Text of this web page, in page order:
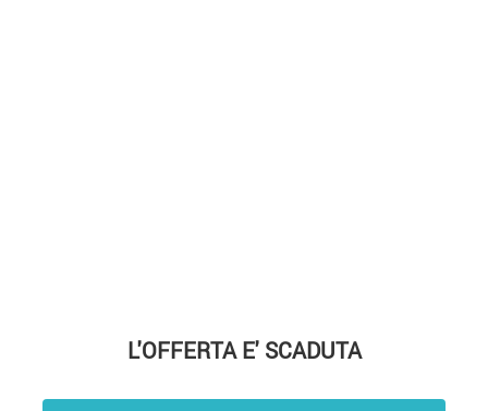
L'OFFERTA E' SCADUTA